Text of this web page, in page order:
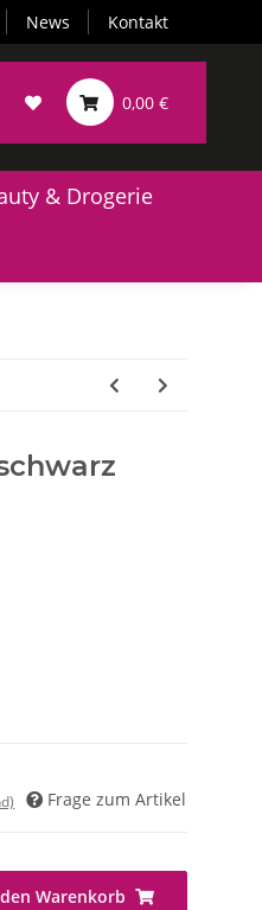
News Kontakt
0,00 €
& Drogerie
Frage zum Artikel
Warenkorb